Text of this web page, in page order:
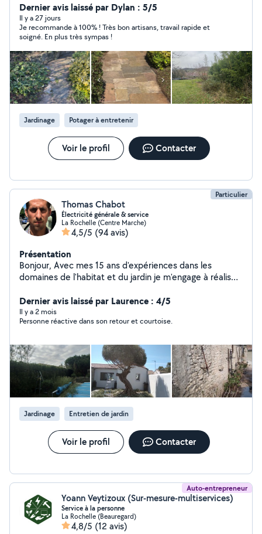
proposés : Tonte de pelouse & taille de haies
Débroussaillage & désherbage Entretien des massifs
Évacuation des déchets verts Ramassage de feuilles
Avec rénovation Francois profitez d'un jardin beau,
entretenu et sans contrainte. » Travaux bâtiment
Peinture intérieur et extérieur Traitement Toiture
hydrofuge Nettoyage gouttière Nettoyage, mur,
terrasse, tout type de dallage Travail, soigné minutieux
avec devis et facture
Dernier avis laissé par Dylan : 5/5
Il y a 27 jours
Je recommande à 100% ! Très bon artisans, travail rapide et
soigné. En plus très sympas !
Jardinage Potager à entretenir
Voir le profil Contacter
Particulier
Thomas Chabot
Électricité générale & service
La Rochelle (Centre Marche)
4,5/5 (94 avis)
Présentation
Bonjour, Avec mes 15 ans d'expériences dans les
domaines de l'habitat et du jardin je m'engage à réaliser
d'activités sont l'électricité et l'entretiens de jardin mais
je ne suis pas fermé à d'autres travaux. A voir. Merci
Dernier avis laissé par Laurence : 4/5
Il y a 2 mois
Personne réactive dans son retour et courtoise.
Jardinage Entretien de jardin
Voir le profil Contacter
Auto-entrepreneur
Yoann Veytizoux (Sur-mesure-multiservices)
Service à la personne
La Rochelle (Beauregard)
4,8/5 (12 avis)